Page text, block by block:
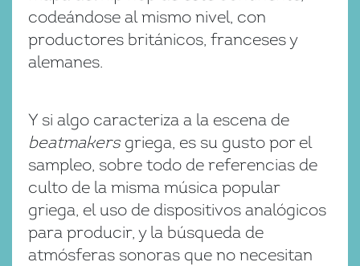
codeándose al mismo nivel, con
productores británicos, franceses y
alemanes.
Y si algo caracteriza a la escena de
beatmakersgriega, es su gusto por el
sampleo, sobre todo de referencias de
culto de la misma música popular
griega, el uso de dispositivos analógicos
para producir, y la búsqueda de
atmósferas sonoras que no necesitan